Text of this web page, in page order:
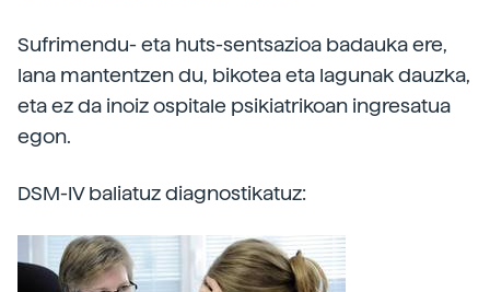
Sufrimendu- eta huts-sentsazioa badauka ere,
lana mantentzen du, bikotea eta lagunak dauzka,
eta ez da inoiz ospitale psikiatrikoan ingresatua
egon.
DSM-IV baliatuz diagnostikatuz: